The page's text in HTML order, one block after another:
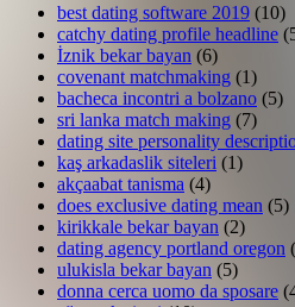
best dating software 2019 (10)
catchy dating profile headline
İznik bekar bayan (6)
covenant matchmaking (1)
bacheca incontri a bolzano (5)
sri lanka match making (7)
dating site personality
kaş arkadaslik siteleri (1)
akçaabat tanisma (4)
does exclusive dating mean (5)
kirikkale bekar bayan (2)
dating agency portland oregon
ulukisla bekar bayan (5)
donna cerca uomo da sposare